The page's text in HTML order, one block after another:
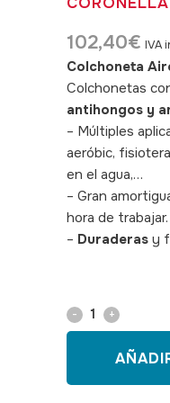
102,40€ IVA
Colchoneta
Colchonetas
antihongos y
– Múltiples
aeróbic,
en el agua,…
– Gran
hora de trabajar.
– Duraderas y
Colchoneta
Coronella